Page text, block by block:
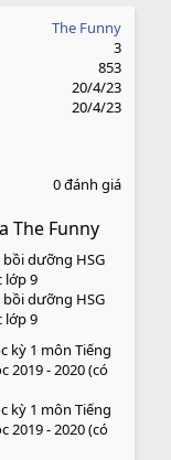
The Funny
3
853
20/4/23
20/4/23
0 đánh giá
The Funny
bồi dưỡng HSG
lớp 9
bồi dưỡng HSG
lớp 9
kỳ 1 môn Tiếng
2019 - 2020 (có
kỳ 1 môn Tiếng
2019 - 2020 (có